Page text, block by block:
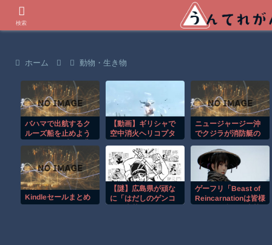
ホーム 動物・生き物
バハマで出航するク
ルーズ船を止めよう
劇！！
【動画】ギリシャで
空中消火ヘリコプタ
う事故。
ニュージャージー沖
でクジラが消防艇の
衝撃映像！！
Kindleセールまとめ
【謎】広島県が頑な
に「はだしのゲンコ
ゲーフリ「Beast of
Reincarnationは皆様
検索